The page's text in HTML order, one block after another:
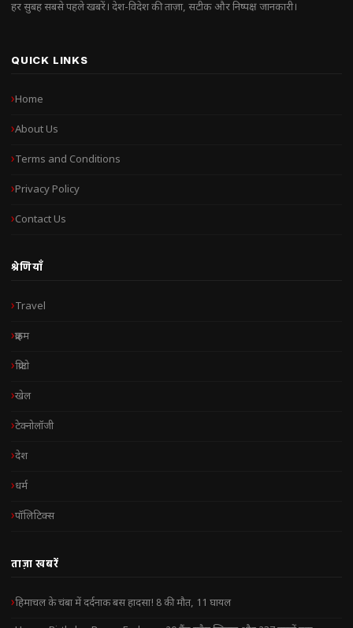
हर सुबह सबसे पहले खबरें। देश-विदेश की ताज़ा, सटीक और निष्पक्ष जानकारी।
QUICK LINKS
Home
About Us
Terms and Conditions
Privacy Policy
Contact Us
श्रेणियाँ
Travel
क्राइम
क्रिप्टो
खेल
टेक्नोलॉजी
देश
धर्म
पॉलिटिक्स
ताज़ा खबरें
हिमाचल के चंबा में दर्दनाक बस हादसा! 8 की मौत, 11 घायल